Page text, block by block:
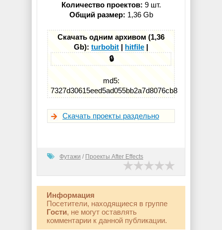
Количество проектов: 9 шт.
Общий размер: 1,36 Gb
Скачать одним архивом (1,36
Gb): turbobit | hitfile |
🔒
md5:
7327d30615eed5ad055bb2a7d8076cb8
Скачать проекты раздельно
Футажи / Проекты After Effects
Информация
Посетители, находящиеся в группе
Гости, не могут оставлять
комментарии к данной публикации.